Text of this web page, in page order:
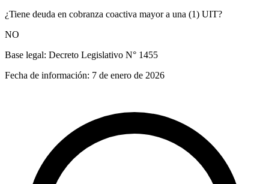
¿Tiene deuda en cobranza coactiva mayor a una (1) UIT?
NO
Base legal: Decreto Legislativo N° 1455
Fecha de información: 7 de enero de 2026